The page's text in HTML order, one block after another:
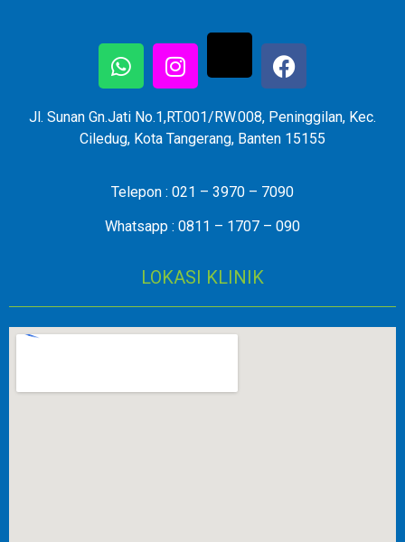
Jl. Sunan Gn.Jati No.1,RT.001/RW.008, Peninggilan, Kec.
Ciledug, Kota Tangerang, Banten 15155
Telepon : 021 – 3970 – 7090
Whatsapp : 0811 – 1707 – 090
LOKASI KLINIK